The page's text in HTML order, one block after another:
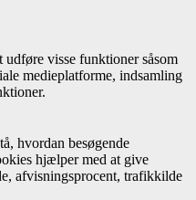
visse funktioner såsom
medieplatforme, indsamling
hvordan besøgende
hjælper med at give
afvisningsprocent, trafikkilde